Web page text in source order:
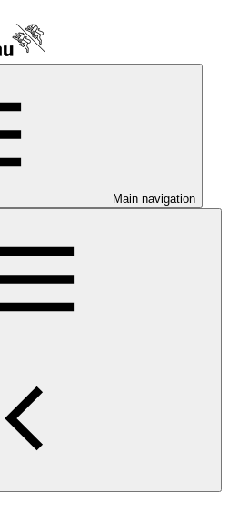
Main navigation